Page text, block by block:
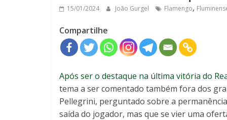
15/01/2024 João Gurgel Flamengo,
Compartilhe
Após ser o destaque na última vitória do
tema a ser comentado também fora dos
Pellegrini, perguntado sobre a
saída do jogador, mas que se vier uma